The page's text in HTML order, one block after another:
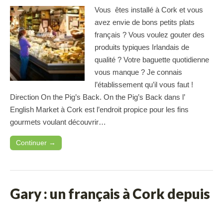
Vous êtes installé à Cork et vous
avez envie de bons petits plats
français ? Vous voulez gouter des
produits typiques Irlandais de
qualité ? Votre baguette quotidienne
vous manque ? Je connais
l’établissement qu’il vous faut !
Direction On the Pig’s Back. On the Pig’s Back dans l’
English Market à Cork est l’endroit propice pour les fins
gourmets voulant découvrir…
Continuer →
Gary : un français à Cork depuis